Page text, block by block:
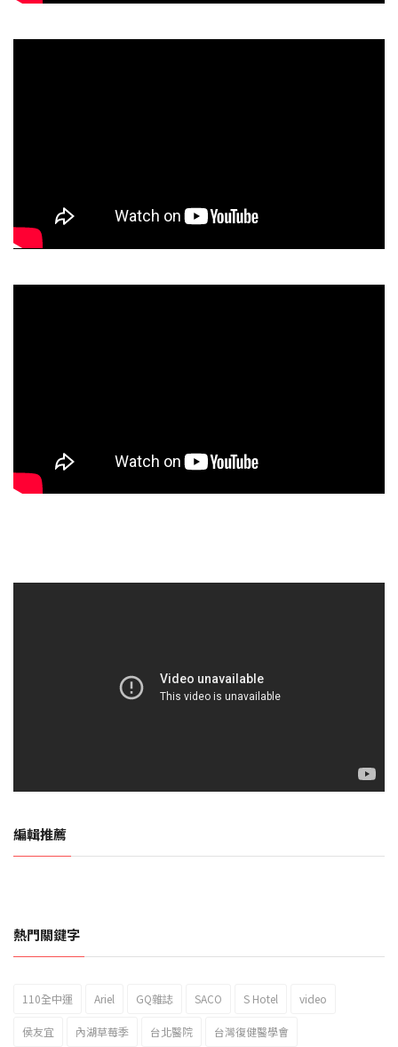
編輯推薦
2023新北市北海岸國際風箏節「風在石起」霸氣回歸
熱門關鍵字
110全中運 Ariel GQ雜誌 SACO S Hotel video
侯友宜 內湖草莓季 台北醫院 台灣復健醫學會